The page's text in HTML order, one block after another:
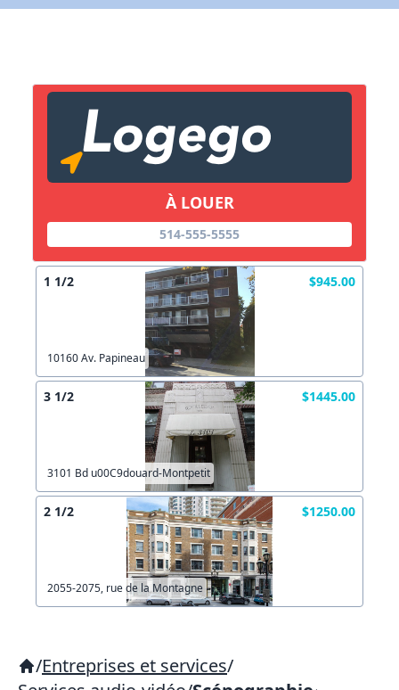
À LOUER
514-555-5555
1 1/2 $945.00
10160 Av. Papineau
3 1/2 $1445.00
3101 Bd u00C9douard-Montpetit
2 1/2 $1250.00
2055-2075, rue de la Montagne
/Entreprises et services/
Lien vers inscription (sera inclus dans courriel)
Copier lien
X Fermer Envoyez